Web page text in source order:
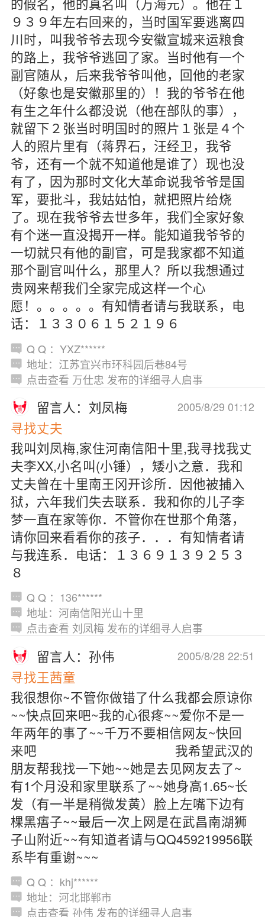
９３９年左右回来的，当时国军要逃离四
川时，叫我爷爷去现今安徽宣城来运粮食
的路上，我爷爷逃回了家。当时他有一个
副官随从，后来我爷爷叫他，回他的老家
（好象也是安徽那里的）！我的爷爷在他
有生之年什么都没说（他在部队的事），
就留下２张当时明国时的照片１张是４个
人的照片里有（蒋界石，汪经卫，我爷
爷，还有一个就不知道他是谁了）现也没
有了，因为那时文化大革命说我爷爷是国
军，要批斗，我姑姑怕，就把照片给烧
了。现在我爷爷去世多年，我们全家好象
有个迷一直没揭开一样。能知道我爷爷的
一切就只有他的副官，可是我家都不知道
那个副官叫什么，那里人？所以我想通过
贵网来帮我们全家完成这样一个心
愿！。。。。。有知情者请与我联系，电
话：１３３０６１５２１９６
Q Q ：YXZ******
地址：江苏宜兴市环科园后巷84号
点击查看 万仕忠 发布的详细寻人启事
2005/8/29 01:12
留言人：刘凤梅
寻找丈夫
我叫刘凤梅,家住河南信阳十里,我寻找我丈
夫李XX,小名叫(小锤），矮小之意．我和
丈夫曾在十里南王冈开诊所．因他被捕入
狱，六年我们失去联系．我和你的儿子李
梦一直在家等你．不管你在世那个角落，
请你回来看看你的孩子．．．有知情者请
与我连系．电话：１３６９１３９２５３
８
Q Q ：136******
地址：河南信阳光山十里
点击查看 刘凤梅 发布的详细寻人启事
2005/8/28 22:51
留言人：孙伟
寻找王茜童
我很想你~不管你做错了什么我都会原谅你
~~快点回来吧~我的心很疼~~爱你不是一
年两年的事了~~千万不要相信网友~快回
来吧 我希望武汉的
朋友帮我找一下她~~她是去见网友去了~
有1个月没和家里联系了~~她身高1.65~长
发（有一半是稍微发黄）脸上左嘴下边有
棵黑痦子~~最后一次上网是在武昌南湖狮
子山附近~~有知道者请与QQ459219956联
系毕有重谢~~~
Q Q ：khj******
地址：河北邯郸市
点击查看 孙伟 发布的详细寻人启事